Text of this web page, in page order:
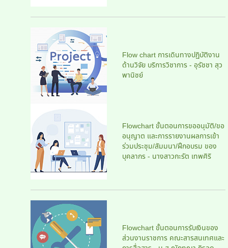
Flow chart การเดินทางปฏิบัติงาน
ด้านวิจัย บริการวิชาการ - อุรัชชา สุว
พานิชย์
Flowchart ขั้นตอนการขออนุมัติ/ขอ
อนุญาต และการรายงานผลการเข้า
ร่วมประชุม/สัมมนา/ฝึกอบรม ของ
บุคลากร - นางสาวกะรัต เทพศิริ
Flowchart ขั้นตอนการรับเงินของ
ส่วนงานราชการ คณะสารสนเทศและ